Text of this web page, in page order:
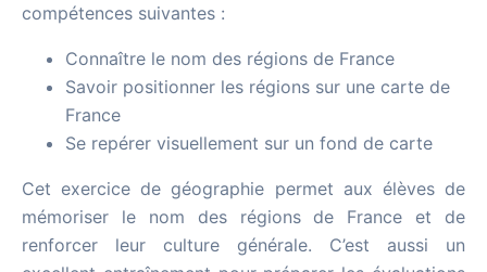
compétences suivantes :
Connaître le nom des régions de France
Savoir positionner les régions sur une carte de
France
Se repérer visuellement sur un fond de carte
Cet exercice de géographie permet aux élèves de
mémoriser le nom des régions de France et de
renforcer leur culture générale. C’est aussi un